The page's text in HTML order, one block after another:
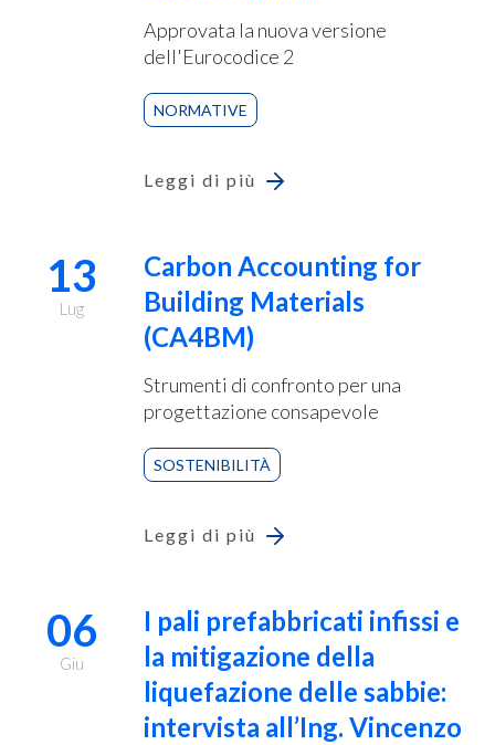
Approvata la nuova versione
dell'Eurocodice 2
NORMATIVE
Leggi di più
13
Lug
Carbon Accounting for
Building Materials
(CA4BM)
Strumenti di confronto per una
progettazione consapevole
SOSTENIBILITÀ
Leggi di più
06
Giu
I pali prefabbricati infissi e
la mitigazione della
liquefazione delle sabbie:
intervista all’Ing. Vincenzo